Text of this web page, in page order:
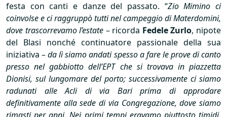
festa con canti e danze del passato. “Zio Mimino ci
coinvolse e ci raggruppò tutti nel campeggio di Materdomini,
dove trascorrevamo l’estate – ricorda Fedele Zurlo, nipote
del Blasi nonché continuatore passionale della sua
iniziativa –da lì siamo andati spesso a fare le prove di canto
presso nel gabbiotto dell’EPTche si trovava in piazzetta
Dionisi, sul lungomare del porto; successivamente ci siamo
radunati alle Acli di via Bari prima di approdare
definitivamente alla sede di via Congregazione, dove siamo